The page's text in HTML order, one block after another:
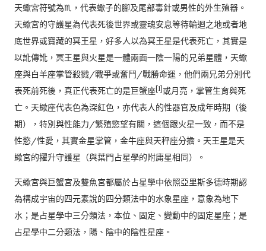
天蠍宮符號為♏，代表蠍子的腳及尾部毒針或男性的外生殖器。
天蠍宮的守護星為代表死後世界或靈魂安息等待輪迴之地或者地
底世界或寶藏的冥王星，好多人以為冥王星是代表死亡，其實是
以訛傳訛，冥王星與火星是一體兩面一陰一陽的兄弟星體，天蠍
座與白羊座掌管殺戮/戰爭或奮鬥/戰勝命運，他們兩兄弟分別代
表死前死後，真正代表死亡的是巨蟹座[1]或月亮，掌管生育與死
亡。天蠍座代表色為深紅色，亦代表人的性器官及成年時期（後
期），特別與性能力/繁殖慾望有關，這個跟火星一致，而不是
性慾/性愛，其實金星掌管，金牛座與天秤座分擔。天王星是天
蠍宮的擢升守護星（與葉門占星學的附庸星相同）。
天蠍宮與巨蟹宮及雙魚宮都屬於占星學中依照亞里斯多德時期認
為構成宇宙的四元素說的四分類法中的水象星座，意象為地下
水；是占星學中三分類法，本位、固定、變動中的固定星座；是
占星學中二分類法，陽、陰中的陰性星座。